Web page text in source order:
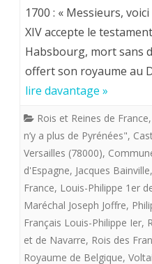
n’y
a
plus
dixit”
(?)
l’ambassadeur
d’Espagne,
Castel
1700 : « Messieurs,
XIV accepte le
Habsbourg, mort sans
offert son royaume au
lire davantage »
Rois et Reines de France,
n’y a plus de Pyrénées",
Versailles (78000),
d'Espagne, Jacques Bainville,
France, Louis-Philippe 1er
Maréchal Joseph Joffre,
Français Louis-Philippe Ier,
et de Navarre, Rois des
Royaume de Belgique,